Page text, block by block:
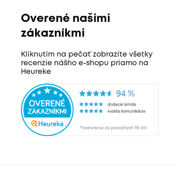
Overené našimi
zákazníkmi
Kliknutím na pečať zobrazíte všetky
recenzie nášho e-shopu priamo na
Heureke